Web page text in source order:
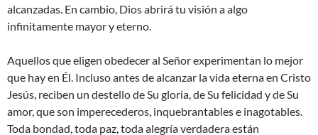
alcanzadas. En cambio, Dios abrirá tu visión a algo
infinitamente mayor y eterno.
Aquellos que eligen obedecer al Señor experimentan lo mejor
que hay en Él. Incluso antes de alcanzar la vida eterna en Cristo
Jesús, reciben un destello de Su gloria, de Su felicidad y de Su
amor, que son imperecederos, inquebrantables e inagotables.
Toda bondad, toda paz, toda alegría verdadera están